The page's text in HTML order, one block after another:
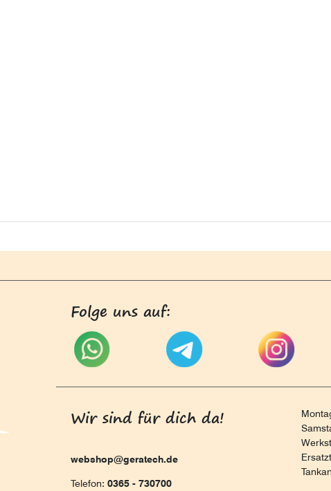
Folge uns auf:
Wir sind für dich da!
webshop@geratech.de
Telefon: 0365 - 730700